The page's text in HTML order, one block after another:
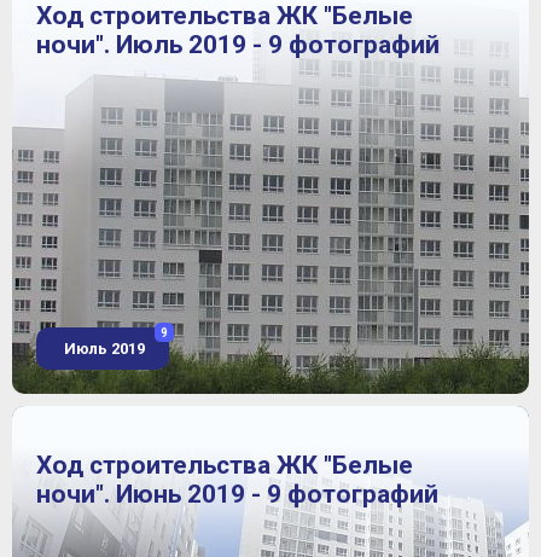
Ход строительства ЖК "Белые
ночи". Июль 2019 - 9 фотографий
Июль 2019
9
Ход строительства ЖК "Белые
ночи". Июнь 2019 - 9 фотографий